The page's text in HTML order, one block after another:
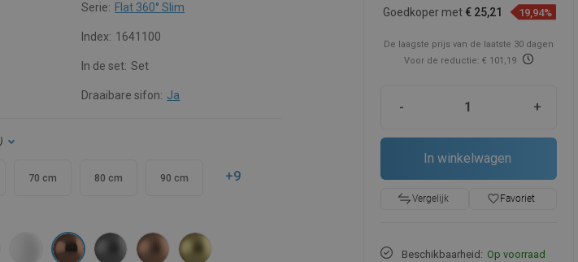
Serie: Flat 360° Slim
Index: 1641100
In de set: Set
Draaibare sifon: Ja
)
70 cm 80 cm 90 cm +9
Goedkoper met € 25,21 19,94%
De laagste prijs van de laatste 30 dagen
Voor de reductie: € 101,19
- +
In winkelwagen
Vergelijk favorite_borderFavoriet
Beschikbaarheid: Op voorraad